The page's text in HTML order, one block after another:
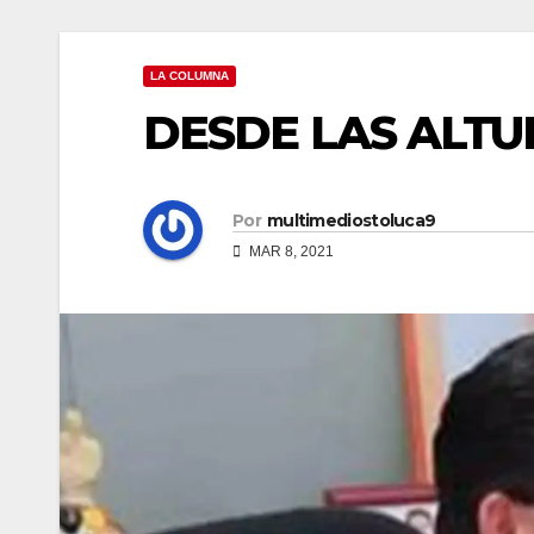
LA COLUMNA
DESDE LAS
Por multimediostoluca9
MAR 8, 2021